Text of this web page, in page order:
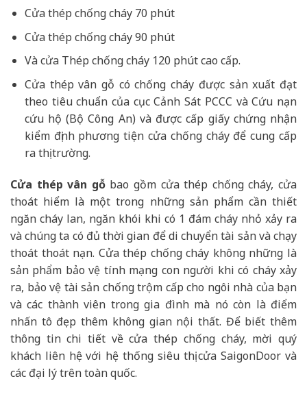
Cửa thép chống cháy 70 phút
Cửa thép chống cháy 90 phút
Và cửa Thép chống cháy 120 phút cao cấp.
Cửa thép vân gỗ có chống cháy được sản xuất đạt
theo tiêu chuẩn của cục Cảnh Sát PCCC và Cứu nạn
cứu hộ (Bộ Công An) và được cấp giấy chứng nhận
kiểm định phương tiện cửa chống cháy để cung cấp
ra thị trường.
Cửa thép vân gỗbao gồm cửa thép chống cháy, cửa
thoát hiểm là một trong những sản phẩm cần thiết
ngăn cháy lan, ngăn khói khi có 1 đám cháy nhỏ xảy ra
và chúng ta có đủ thời gian để di chuyển tài sản và chạy
thoát thoát nạn. Cửa thép chống cháy không những là
sản phẩm bảo vệ tính mạng con người khi có cháy xảy
ra, bảo vệ tài sản chống trộm cấp cho ngôi nhà của bạn
và các thành viên trong gia đình mà nó còn là điểm
nhấn tô đẹp thêm không gian nội thất. Để biết thêm
thông tin chi tiết về cửa thép chống cháy, mời quý
khách liên hệ với hệ thống siêu thị cửa SaigonDoor và
các đại lý trên toàn quốc.